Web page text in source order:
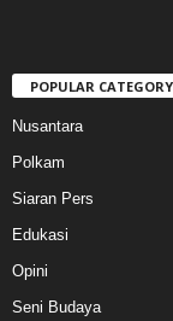
POPULAR CATEGORY
Nusantara
Polkam
Siaran Pers
Edukasi
Opini
Seni Budaya